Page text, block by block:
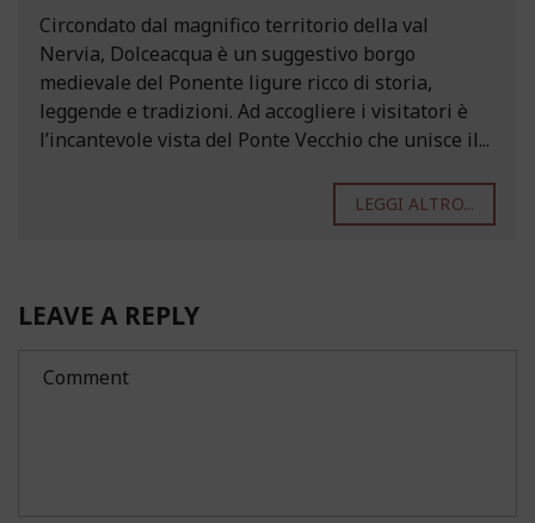
Circondato dal magnifico territorio della val
Nervia, Dolceacqua è un suggestivo borgo
medievale del Ponente ligure ricco di storia,
leggende e tradizioni. Ad accogliere i visitatori è
l’incantevole vista del Ponte Vecchio che unisce il...
LEGGI ALTRO...
LEAVE A REPLY